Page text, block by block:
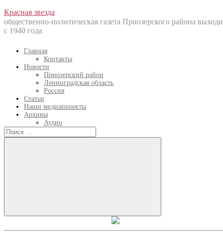
Перейти
к
содержанию
Красная звезда
общественно-политическая газета Приозерского района
с 1940 года
Главная
Контакты
Новости
Приозерский район
Ленинградская область
Россия
Статьи
Наши медиапроекты
Архивы
Аудио
Искать:
Искать